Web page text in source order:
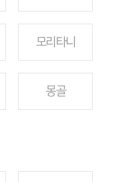
모리타니
몽골